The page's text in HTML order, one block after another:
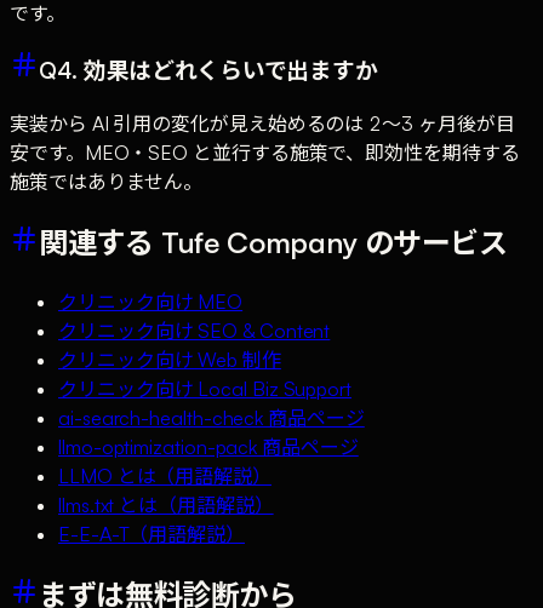
です。
Q4. 効果はどれくらいで出ますか
実装から AI 引用の変化が見え始めるのは 2〜3 ヶ月後が目
安です。MEO・SEO と並行する施策で、即効性を期待する
施策ではありません。
関連する Tufe Company のサービス
クリニック向け MEO
クリニック向け SEO & Content
クリニック向け Web 制作
クリニック向け Local Biz Support
ai-search-health-check 商品ページ
llmo-optimization-pack 商品ページ
LLMO とは（用語解説）
llms.txt とは（用語解説）
E-E-A-T（用語解説）
まずは無料診断から